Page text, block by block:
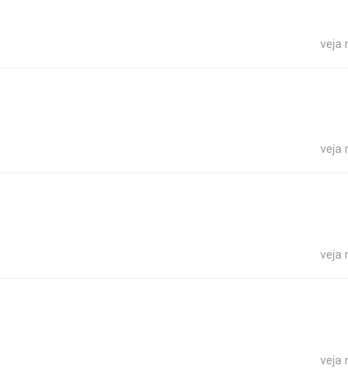
veja
veja
veja
veja